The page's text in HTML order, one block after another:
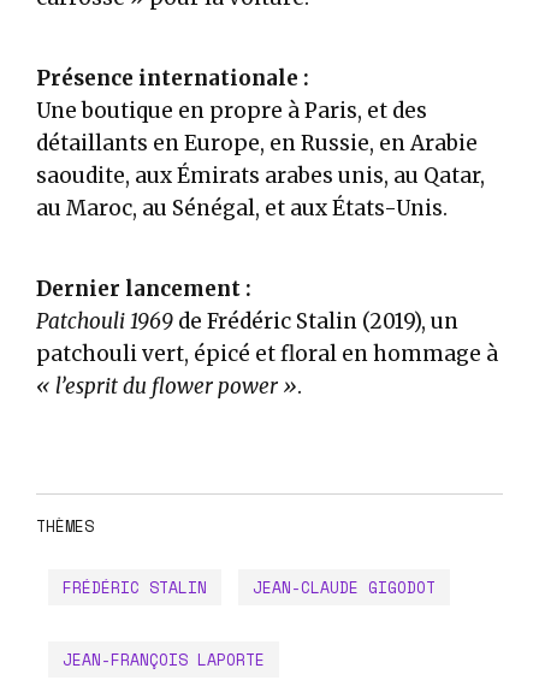
Présence internationale :
Une boutique en propre à Paris, et des
détaillants en Europe, en Russie, en Arabie
saoudite, aux Émirats arabes unis, au Qatar,
au Maroc, au Sénégal, et aux États-Unis.
Dernier lancement :
Patchouli 1969 de Frédéric Stalin (2019), un
patchouli vert, épicé et floral en hommage à
« l’esprit du flower power ».
THÈMES
FRÉDÉRIC STALIN JEAN-CLAUDE GIGODOT
JEAN-FRANÇOIS LAPORTE